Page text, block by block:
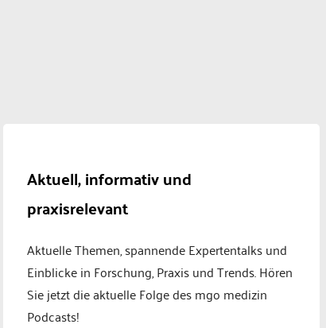
Aktuell, informativ und
praxisrelevant
Aktuelle Themen, spannende Expertentalks und
Einblicke in Forschung, Praxis und Trends. Hören
Sie jetzt die aktuelle Folge des mgo medizin
Podcasts!